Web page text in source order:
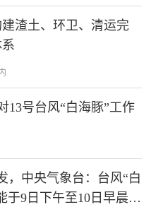
渣土、环卫、清运完
13号台风“白海豚”工作
，中央气象台：台风“白
于9日下午至10日早晨在